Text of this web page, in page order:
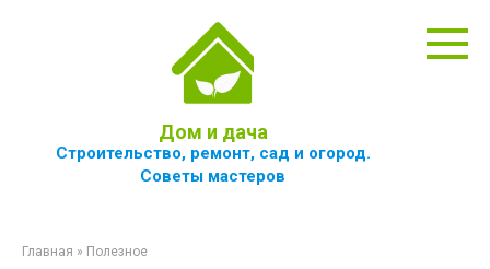
Дом и дача
Строительство, ремонт, сад и огород.
Советы мастеров
Главная » Полезное